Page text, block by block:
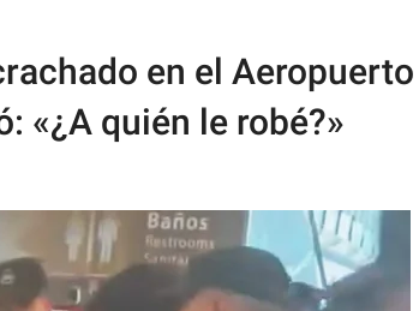
en el Aeropuerto
«¿A quién le robé?»